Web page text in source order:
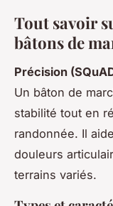
Tout savoir
bâtons de
Précision
Un bâton de
stabilité tout en
randonnée. Il
douleurs
terrains variés.